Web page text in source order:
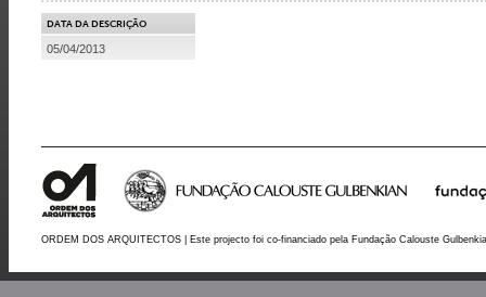
DATA DA DESCRIÇÃO
05/04/2013
ORDEM DOS ARQUITECTOS | Este projecto foi co-financiado pela Fundação Calouste